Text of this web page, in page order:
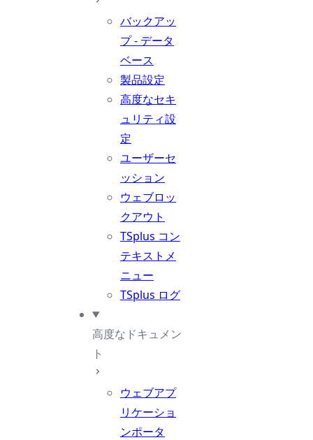
バックアッ
プ - データ
ベース
製品設定
高度なセキ
ュリティ設
定
ユーザーセ
ッション
ウェブロッ
クアウト
TSplus コン
テキストメ
ニュー
TSplus ログ
高度なドキュメン
ト
ウェブアプ
リケーショ
ンポータ